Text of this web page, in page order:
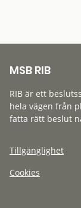
MSB RIB
RIB är ett
hela vägen från
fatta rätt beslut
Tillgänglighet
Cookies